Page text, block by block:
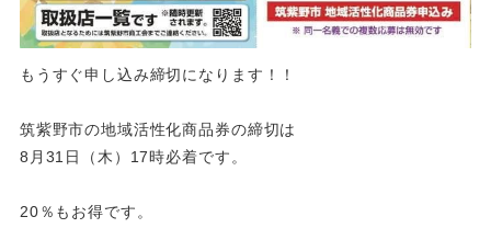
もうすぐ申し込み締切になります！！
筑紫野市の地域活性化商品券の締切は
8月31日（木）17時必着です。
20％もお得です。